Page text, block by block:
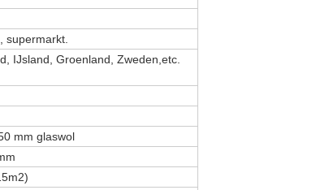
supermarkt.
IJsland, Groenland, Zweden,etc.
mm glaswol